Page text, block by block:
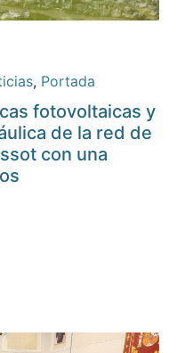
, Portada
fotovoltaicas y
de la red de
con una